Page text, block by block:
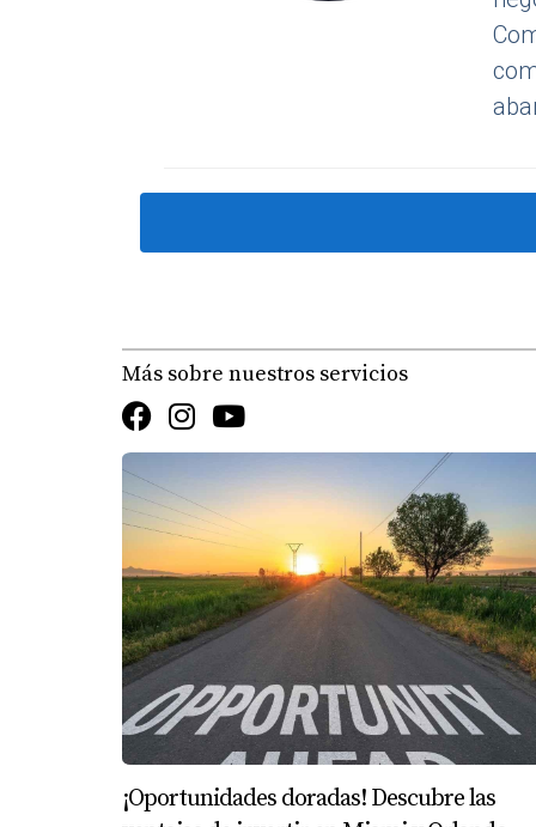
Más sobre nuestros servicios
¡Oportunidades doradas! Descubre las